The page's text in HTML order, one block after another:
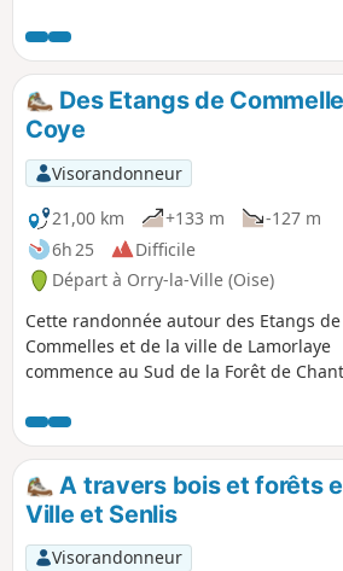
ne faut pas hésiter à emporter avec soi
photographique.
Des Etangs de
Coye
Visorandonneur
21,00 km
+133 m
-127 m
6h 25
Difficile
Départ à Orry-la-Ville (Oise)
Cette randonnée autour des Etangs de
Commelles et de la ville de Lamorlaye
commence au Sud de la Forêt de
Lys, puis se poursuit dans la Forêt de
se termine sur le sentier botanique
les étangs. De jolis points de vue sur le
Château de la Reine Blanche et les
de pins et de chênes vous attendent le
du circuit.
A travers bois et forêts
Ville et Senlis
Visorandonneur